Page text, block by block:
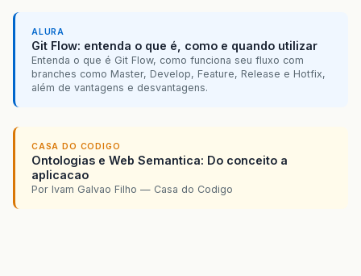
ALURA
Git Flow: entenda o que é, como e quando utilizar
Entenda o que é Git Flow, como funciona seu fluxo com
branches como Master, Develop, Feature, Release e Hotfix,
além de vantagens e desvantagens.
CASA DO CODIGO
Ontologias e Web Semantica: Do conceito a
aplicacao
Por Ivam Galvao Filho — Casa do Codigo